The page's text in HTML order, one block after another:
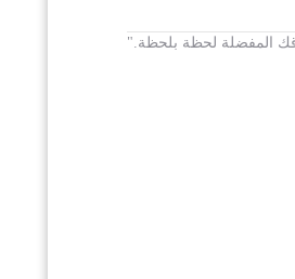
المفضلة لحظة بلحظة."